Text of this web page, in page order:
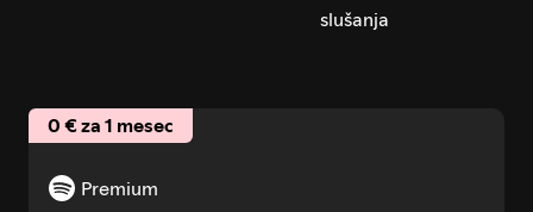
slušanja
0 € za 1 mesec
Premium